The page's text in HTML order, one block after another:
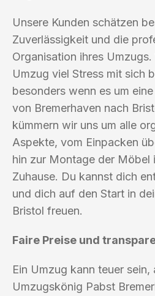
Unsere Kunden schätzen
Zuverlässigkeit und die
Organisation ihres
Umzug viel Stress mit sich
besonders wenn es um
von Bremerhaven nach
kümmern wir uns um alle
Aspekte, vom Einpacken
hin zur Montage der Möbel
Zuhause. Du kannst dich
und dich auf den Start in
Bristol freuen.
Faire Preise und
Ein Umzug kann teuer sein,
Umzugskönig Pabst